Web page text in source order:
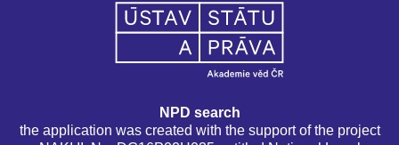
NPD search
the application was created with the support of the project